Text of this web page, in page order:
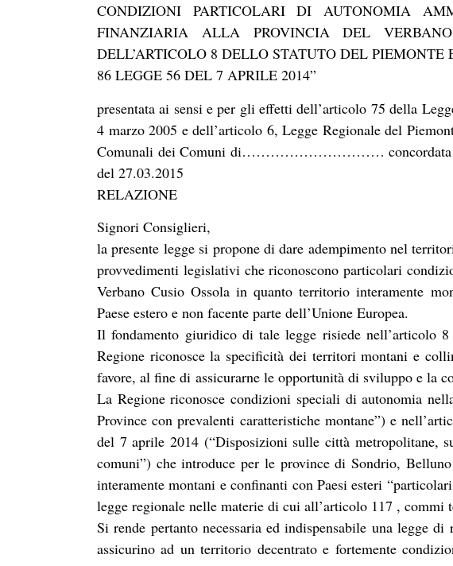
CONDIZIONI PARTICOLARI DI AUTONOMIA
FINANZIARIA ALLA PROVINCIA DEL
DELL’ARTICOLO 8 DELLO STATUTO DEL
86 LEGGE 56 DEL 7 APRILE 2014”
presentata ai sensi e per gli effetti dell’articolo 75 della
4 marzo 2005 e dell’articolo 6, Legge Regionale del
Comunali dei Comuni di………………………… concordata
del 27.03.2015
RELAZIONE
Signori Consiglieri,
la presente legge si propone di dare adempimento nel
provvedimenti legislativi che riconoscono particolari
Verbano Cusio Ossola in quanto territorio interamente
Paese estero e non facente parte dell’Unione Europea.
Il fondamento giuridico di tale legge risiede nell’articolo
Regione riconosce la specificità dei territori montani e
favore, al fine di assicurarne le opportunità di sviluppo e la
La Regione riconosce condizioni speciali di autonomia
Province con prevalenti caratteristiche montane”) e
del 7 aprile 2014 (“Disposizioni sulle città metropolitane,
comuni”) che introduce per le province di Sondrio,
interamente montani e confinanti con Paesi esteri
legge regionale nelle materie di cui all’articolo 117 , commi
Si rende pertanto necessaria ed indispensabile una legge
assicurino ad un territorio decentrato e fortemente